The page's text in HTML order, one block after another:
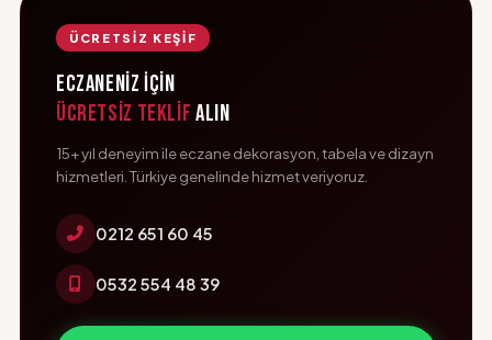
ÜCRETSİZ KEŞİF
Eczaneniz İçin
Ücretsiz Teklif Alın
15+ yıl deneyim ile eczane dekorasyon, tabela ve dizayn
hizmetleri. Türkiye genelinde hizmet veriyoruz.
0212 651 60 45
0532 554 48 39